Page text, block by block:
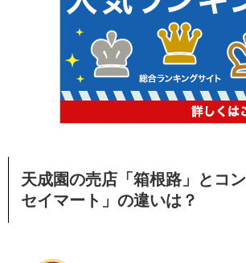
天成園の売店「箱根路」とコ
セイマート」の違いは？